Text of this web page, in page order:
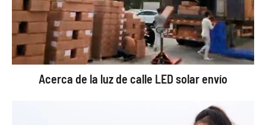
Acerca de la luz de calle LED solar envío